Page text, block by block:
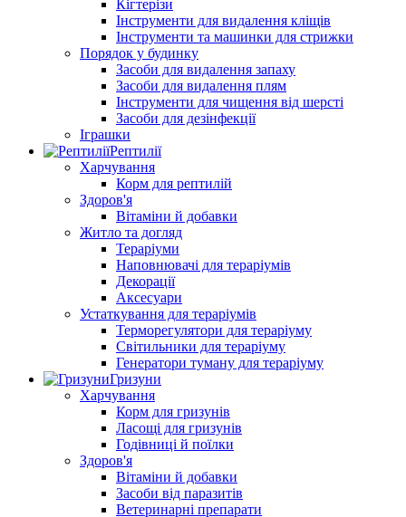
Кігтерізи
Інструменти для видалення кліщів
Інструменти та машинки для стрижки
Порядок у будинку
Засоби для видалення запаху
Засоби для видалення плям
Інструменти для чищення від шерсті
Засоби для дезінфекції
Іграшки
Рептилії
Харчування
Корм для рептилій
Здоров'я
Вітаміни й добавки
Житло та догляд
Тераріуми
Наповнювачі для тераріумів
Декорації
Аксесуари
Устаткування для тераріумів
Терморегулятори для тераріуму
Світильники для тераріуму
Генератори туману для тераріуму
Гризуни
Харчування
Корм для гризунів
Ласощі для гризунів
Годівниці й поїлки
Здоров'я
Вітаміни й добавки
Засоби від паразитів
Ветеринарні препарати